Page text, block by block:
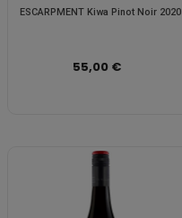
ESCARPMENT Kiwa Pinot Noir 2020
55,00 €